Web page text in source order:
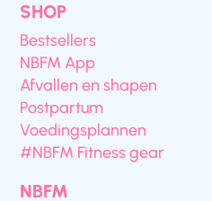
SHOP
Bestsellers
NBFM App
Afvallen en shapen
Postpartum
Voedingsplannen
#NBFM Fitness gear
NBFM